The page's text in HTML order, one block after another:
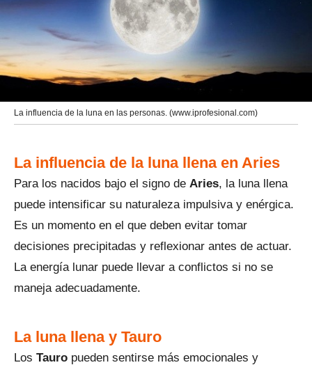
La influencia de la luna en las personas. (www.iprofesional.com)
La influencia de la luna llena en Aries
Para los nacidos bajo el signo de Aries, la luna llena
puede intensificar su naturaleza impulsiva y enérgica.
Es un momento en el que deben evitar tomar
decisiones precipitadas y reflexionar antes de actuar.
La energía lunar puede llevar a conflictos si no se
maneja adecuadamente.
La luna llena y Tauro
Los Tauro pueden sentirse más emocionales y